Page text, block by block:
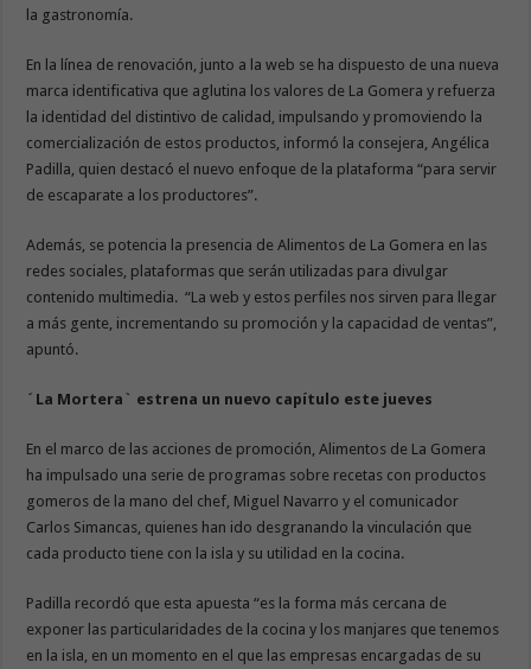
la gastronomía.
En la línea de renovación, junto a la web se ha dispuesto de una nueva
marca identificativa que aglutina los valores de La Gomera y refuerza
la identidad del distintivo de calidad, impulsando y promoviendo la
comercialización de estos productos, informó la consejera, Angélica
Padilla, quien destacó el nuevo enfoque de la plataforma “para servir
de escaparate a los productores”.
Además, se potencia la presencia de Alimentos de La Gomera en las
redes sociales, plataformas que serán utilizadas para divulgar
contenido multimedia. “La web y estos perfiles nos sirven para llegar
a más gente, incrementando su promoción y la capacidad de ventas”,
apuntó.
´La Mortera` estrena un nuevo capítulo este jueves
En el marco de las acciones de promoción, Alimentos de La Gomera
ha impulsado una serie de programas sobre recetas con productos
gomeros de la mano del chef, Miguel Navarro y el comunicador
Carlos Simancas, quienes han ido desgranando la vinculación que
cada producto tiene con la isla y su utilidad en la cocina.
Padilla recordó que esta apuesta “es la forma más cercana de
exponer las particularidades de la cocina y los manjares que tenemos
en la isla, en un momento en el que las empresas encargadas de su